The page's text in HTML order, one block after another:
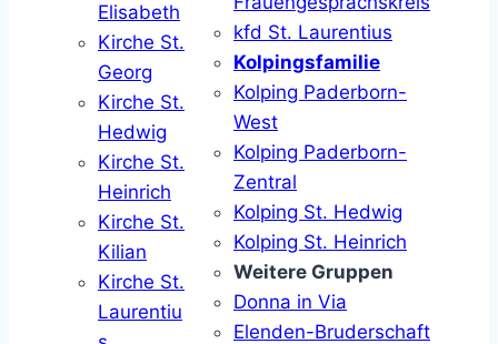
Elisabeth
Kirche St.
Georg
Kirche St.
Hedwig
Kirche St.
Heinrich
Kirche St.
Kilian
Kirche St.
Laurentiu
kfd St. Laurentius
Kolpingsfamilie
Kolping Paderborn-
West
Kolping Paderborn-
Zentral
Kolping St. Hedwig
Kolping St. Heinrich
Weitere Gruppen
Donna in Via
Elenden-Bruderschaft